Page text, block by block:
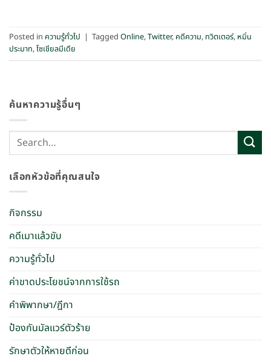
Posted in ความรู้ทั่วไป | Tagged Online,Twitter, คดีความ, ทวิตเตอร์, หมิ่น
ประมาท,โซเชียลมีเดีย
ค้นหาความรู้อื่นๆ
เลือกหัวข้อที่คุณสนใจ
กิจกรรม
คดีเมาแล้วขับ
ความรู้ทั่วไป
ค่าขาดประโยชน์จากการใช้รถ
คำพิพากษา/ฎีกา
ป้องกันมัลแวร์ตัวร้าย
รักษาตัวให้หายดีก่อน